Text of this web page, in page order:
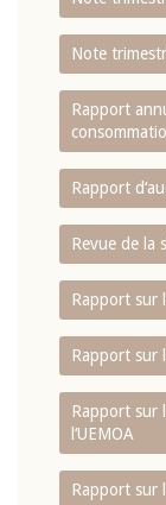
Note
Rapport
Rapport
Revue de la
Rapport sur
Rapport sur
Rapport sur
l‘UEMOA
Rapport sur